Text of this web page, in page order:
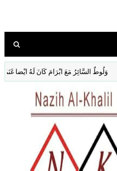
وَلُوطٌ السَّائِرُ مَعَ ابْرَامَ كَانَ لَهُ ايْضا غَنَمٌ وَبَقَرٌ